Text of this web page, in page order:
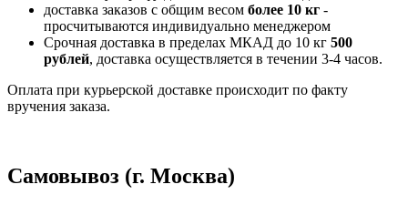
доставка заказов с общим весом более 10 кг -
просчитываются индивидуально менеджером
Срочная доставка в пределах МКАД до 10 кг 500
рублей, доставка осуществляется в течении 3-4 часов.
Оплата при курьерской доставке происходит по факту
вручения заказа.
Самовывоз (г. Москва)